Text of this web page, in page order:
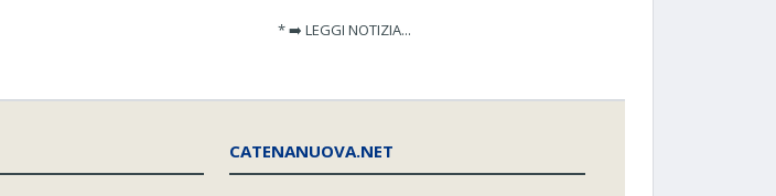
* ➡️ LEGGI NOTIZIA...
CATENANUOVA.NET